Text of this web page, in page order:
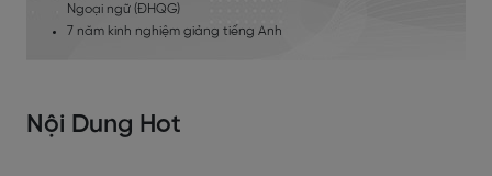
Ngoại ngữ (ĐHQG)
7 năm kinh nghiệm giảng tiếng Anh
Nội Dung Hot